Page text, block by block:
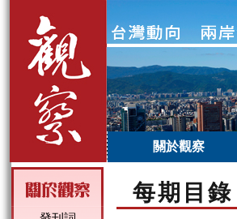
關於觀察
每期目錄